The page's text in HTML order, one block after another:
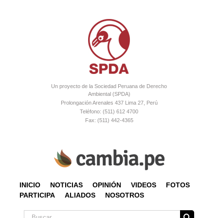
Un proyecto de la Sociedad Peruana de Derecho
Ambiental (SPDA)
Prolongación Arenales 437 Lima 27, Perú
Teléfono: (511) 612 4700
Fax: (511) 442-4365
INICIO NOTICIAS OPINIÓN VIDEOS
FOTOS
PARTICIPA
ALIADOS NOSOTROS
Buscar: